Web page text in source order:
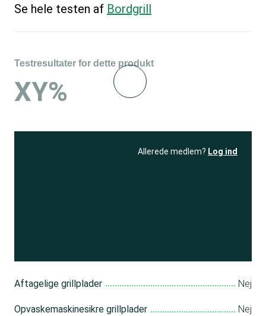
Se hele testen af Bordgrill
Testresultater for dette produkt
XY%
Allerede medlem? Log ind
Aftagelige grillplader Nej
Opvaskemaskinesikre grillplader Nej